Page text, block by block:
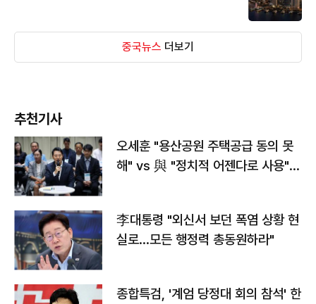
중국뉴스 더보기
추천기사
오세훈 "용산공원 주택공급 동의 못
해" vs 與 "정치적 어젠다로 사용"
李대통령 "외신서 보던 폭염 상황 현
실로…모든 행정력 총동원하라"
종합특검, '계엄 당정대 회의 참석' 한